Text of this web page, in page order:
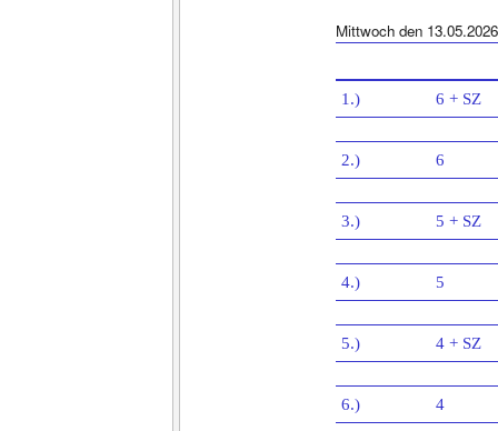
Mittwoch den 13.05.2026
1.) 6 + SZ
2.) 6
3.) 5 + SZ
4.) 5
5.) 4 + SZ
6.) 4